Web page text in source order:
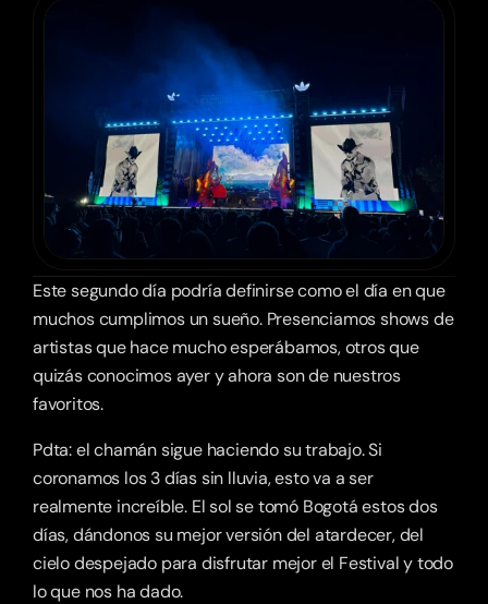
Este segundo día podría definirse como el día en que
muchos cumplimos un sueño. Presenciamos shows de
artistas que hace mucho esperábamos, otros que
quizás conocimos ayer y ahora son de nuestros
favoritos.
Pdta: el chamán sigue haciendo su trabajo. Si
coronamos los 3 días sin lluvia, esto va a ser
realmente increíble. El sol se tomó Bogotá estos dos
días, dándonos su mejor versión del atardecer, del
cielo despejado para disfrutar mejor el Festival y todo
lo que nos ha dado.